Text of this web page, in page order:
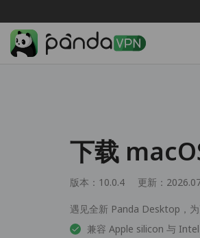
下载
版本：10.0.4 更新：
遇见全新 Panda Desktop，
兼容 Apple silicon 与